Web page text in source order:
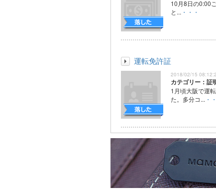
10月8日の0:00
と... ・・・
運転免許証
2018/02/15
カテゴリー：証
1月頃大阪で運
た。多分コ... ・